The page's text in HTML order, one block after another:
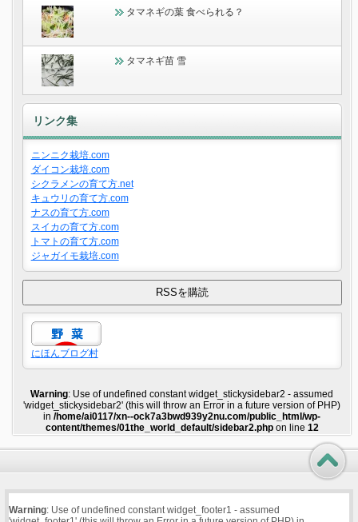
タマネギの葉 食べられる？
タマネギ苗 雪
リンク集
ニンニク栽培.com
ダイコン栽培.com
シクラメンの育て方.net
キュウリの育て方.com
ナスの育て方.com
スイカの育て方.com
トマトの育て方.com
ジャガイモ栽培.com
にほんブログ村
Warning: Use of undefined constant widget_stickysidebar2 - assumed
'widget_stickysidebar2' (this will throw an Error in a future version of PHP)
in/home/ai0117/xn--ock7a3bwd939y2nu.com/public_html/wp-
content/themes/01the_world_default/sidebar2.phpon line 12
Warning: Use of undefined constant widget_footer1 - assumed